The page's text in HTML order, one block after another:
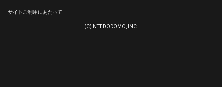
サイトご利用にあたって
(C) NTT DOCOMO, INC.